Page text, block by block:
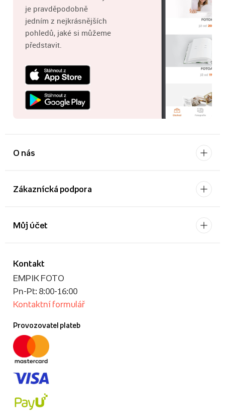
je pravděpodobně
jedním z nejkrásnějších
pohledů, jaké si můžeme
představit.
O nás
Zákaznícká podpora
Kontakt
EMPIK FOTO
Pn-Pt: 8:00-16:00
Kontaktní formulář
Provozovatel plateb
Můj účet